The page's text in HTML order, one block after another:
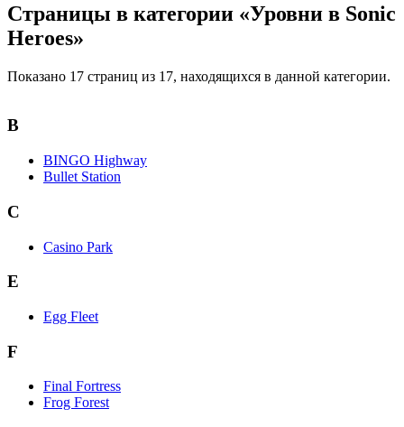
Страницы в категории «Уровни в Sonic
Heroes»
Показано 17 страниц из 17, находящихся в данной категории.
B
BINGO Highway
Bullet Station
C
Casino Park
E
Egg Fleet
F
Final Fortress
Frog Forest